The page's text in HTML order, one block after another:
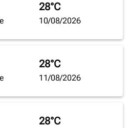
28°C
10/08/2026
28°C
11/08/2026
28°C